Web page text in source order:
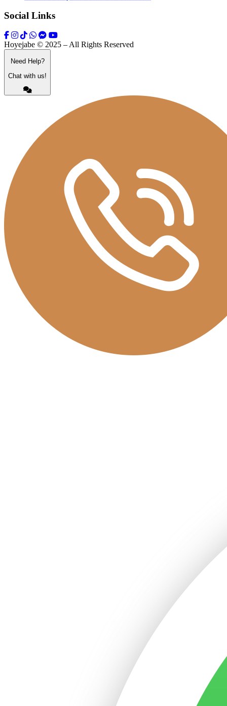
Social Links
Hoyejabe © 2025 – All Rights Reserved
Need Help?
Chat with us!